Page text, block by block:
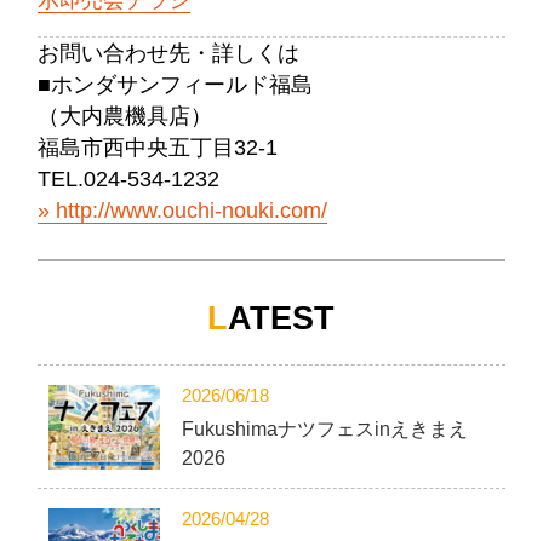
お問い合わせ先・詳しくは
■ホンダサンフィールド福島
（大内農機具店）
福島市西中央五丁目32-1
TEL.024-534-1232
http://www.ouchi-nouki.com/
LATEST
2026/06/18
Fukushimaナツフェスinえきまえ
2026
2026/04/28